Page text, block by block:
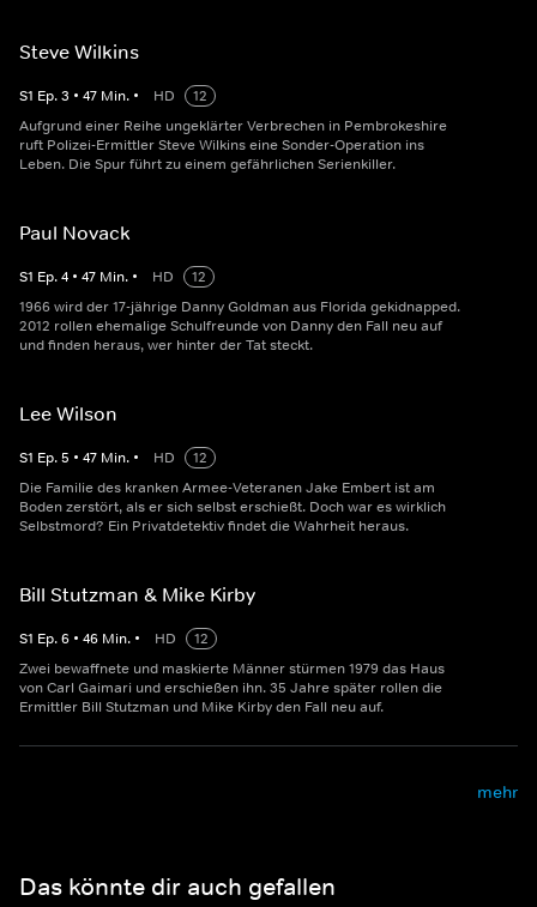
Steve Wilkins
S1 Ep.3 • 47 Min. • HD
12
Aufgrund einer Reihe ungeklärter Verbrechen in Pembrokeshire
ruft Polizei-Ermittler Steve Wilkins eine Sonder-Operation ins
Leben. Die Spur führt zu einem gefährlichen Serienkiller.
Paul Novack
S1 Ep.4 • 47 Min. • HD
12
1966 wird der 17-jährige Danny Goldman aus Florida gekidnapped.
2012 rollen ehemalige Schulfreunde von Danny den Fall neu auf
und finden heraus, wer hinter der Tat steckt.
Lee Wilson
S1 Ep.5 • 47 Min. • HD
12
Die Familie des kranken Armee-Veteranen Jake Embert ist am
Boden zerstört, als er sich selbst erschießt. Doch war es wirklich
Selbstmord? Ein Privatdetektiv findet die Wahrheit heraus.
Bill Stutzman & Mike Kirby
S1 Ep.6 • 46 Min. • HD
12
Zwei bewaffnete und maskierte Männer stürmen 1979 das Haus
von Carl Gaimari und erschießen ihn. 35 Jahre später rollen die
Ermittler Bill Stutzman und Mike Kirby den Fall neu auf.
mehr
Das könnte dir auch gefallen